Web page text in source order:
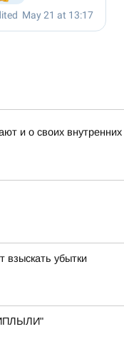
и о своих
взыскать убытки